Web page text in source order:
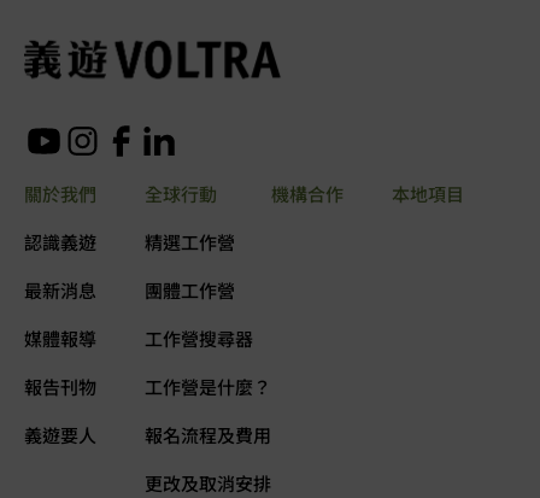
關於我們
認識義遊
最新消息
媒體報導
報告刊物
義遊要人
全球行動
精選工作營
團體工作營
工作營搜尋器
工作營是什麼？
報名流程及費用
更改及取消安排
本地項目
機構合作